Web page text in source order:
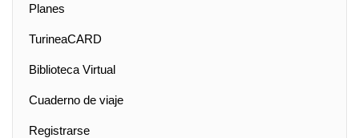
Planes
TurineaCARD
Biblioteca Virtual
Cuaderno de viaje
Registrarse